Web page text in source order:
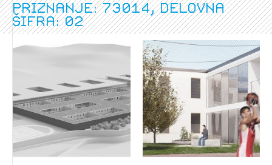
Priznanje: 73014, delovna
šifra: 02